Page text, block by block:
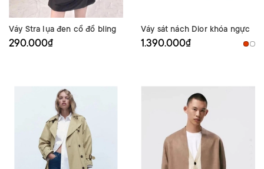
Váy Stra lụa đen cổ đổ bling
290.000₫
Váy sát nách Dior khóa ngực
1.390.000₫